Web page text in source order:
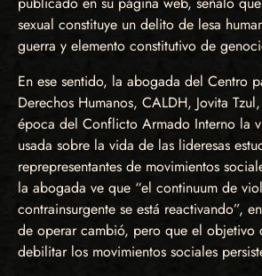
sexual constituye un delito de lesa
guerra y elemento constitutivo de
En ese sentido, la abogada del Centro
Derechos Humanos, CALDH, Jovita
época del Conflicto Armado Interno la
usada sobre la vida de las lideresas
reprepresentantes de movimientos
la abogada ve que “el continuum de
contrainsurgente se está reactivando”,
de operar cambió, pero que el objetivo
debilitar los movimientos sociales